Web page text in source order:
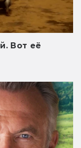
Вот её